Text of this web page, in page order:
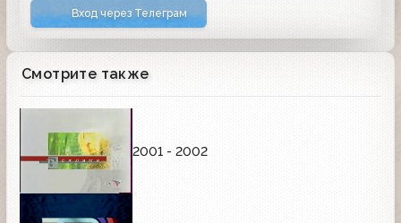
Вход через Телеграм
Смотрите также
2001 - 2002